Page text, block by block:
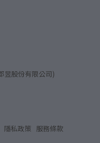
昱股份有限公司)
隱私政策 服務條款